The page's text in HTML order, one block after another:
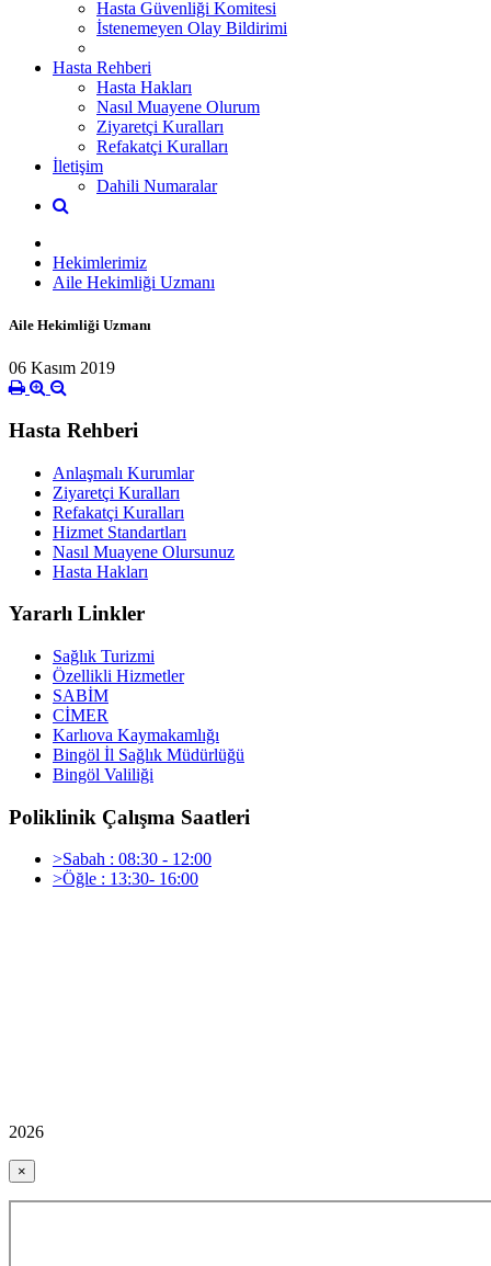
Hasta Güvenliği Komitesi
İstenemeyen Olay Bildirimi
Hasta Rehberi
Hasta Hakları
Nasıl Muayene Olurum
Ziyaretçi Kuralları
Refakatçi Kuralları
İletişim
Dahili Numaralar
Hekimlerimiz
Aile Hekimliği Uzmanı
Aile Hekimliği Uzmanı
06 Kasım 2019
Hasta Rehberi
Anlaşmalı Kurumlar
Ziyaretçi Kuralları
Refakatçi Kuralları
Hizmet Standartları
Nasıl Muayene Olursunuz
Hasta Hakları
Yararlı Linkler
Sağlık Turizmi
Özellikli Hizmetler
SABİM
CİMER
Karlıova Kaymakamlığı
Bingöl İl Sağlık Müdürlüğü
Bingöl Valiliği
Poliklinik Çalışma Saatleri
>Sabah : 08:30 - 12:00
>Öğle : 13:30- 16:00
2026
×